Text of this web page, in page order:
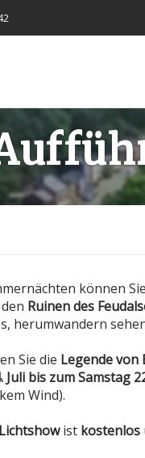
können
Ruinen des
herumwandern
Sie die Legende von
Juli bis zum Samstag
Wind).
ist kostenlos